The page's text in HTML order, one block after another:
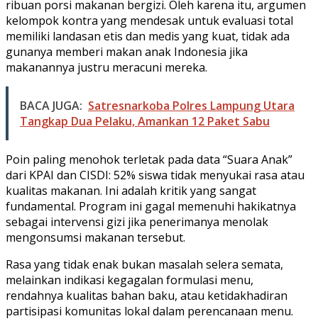
ribuan porsi makanan bergizi. Oleh karena itu, argumen
kelompok kontra yang mendesak untuk evaluasi total
memiliki landasan etis dan medis yang kuat, tidak ada
gunanya memberi makan anak Indonesia jika
makanannya justru meracuni mereka.
BACA JUGA: Satresnarkoba Polres Lampung Utara
Tangkap Dua Pelaku, Amankan 12 Paket Sabu
Poin paling menohok terletak pada data “Suara Anak”
dari KPAI dan CISDI: 52% siswa tidak menyukai rasa atau
kualitas makanan. Ini adalah kritik yang sangat
fundamental. Program ini gagal memenuhi hakikatnya
sebagai intervensi gizi jika penerimanya menolak
mengonsumsi makanan tersebut.
Rasa yang tidak enak bukan masalah selera semata,
melainkan indikasi kegagalan formulasi menu,
rendahnya kualitas bahan baku, atau ketidakhadiran
partisipasi komunitas lokal dalam perencanaan menu.